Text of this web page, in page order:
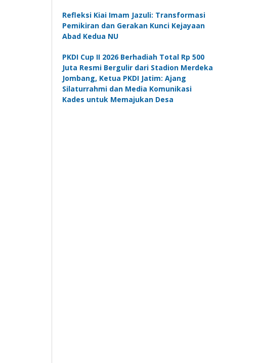
Refleksi Kiai Imam Jazuli: Transformasi
Pemikiran dan Gerakan Kunci Kejayaan
Abad Kedua NU
PKDI Cup II 2026 Berhadiah Total Rp 500
Juta Resmi Bergulir dari Stadion Merdeka
Jombang, Ketua PKDI Jatim: Ajang
Silaturrahmi dan Media Komunikasi
Kades untuk Memajukan Desa